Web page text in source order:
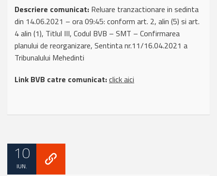
Descriere comunicat: Reluare tranzactionare in sedinta
din 14.06.2021 – ora 09:45: conform art. 2, alin (5) si art.
4 alin (1), Titlul III, Codul BVB – SMT – Confirmarea
planului de reorganizare, Sentinta nr.11/16.04.2021 a
Tribunalului Mehedinti
Link BVB catre comunicat:click aici
10
IUN.